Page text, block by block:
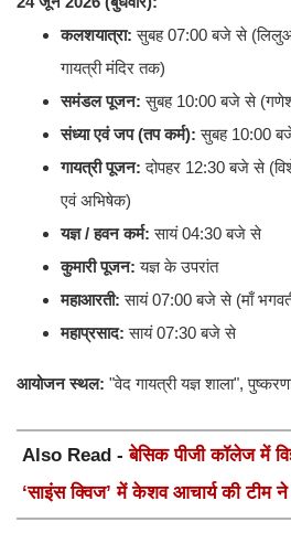
कलशयात्रा: सुबह 07:00 बजे से
गायत्री मंदिर तक)
समंडल पूजन: सुबह 10:00 बजे से
संध्या एवं जप (तप कर्म): सुबह 10:00
गायत्री पूजन: दोपहर 12:30 बजे से
एवं अभिषेक)
यज्ञ / हवन कर्म: सायं 04:30 बजे से
कुमारी पूजन: यज्ञ के उपरांत
महाआरती: सायं 07:00 बजे से (माँ
महाप्रसाद: सायं 07:30 बजे से
आयोजन स्थल: "वेद गायत्री यज्ञ शाला",
Also Read -बेसिक पीजी कॉलेज में
‘साइंस क्विज’ में केशव आचार्य की टीम ने